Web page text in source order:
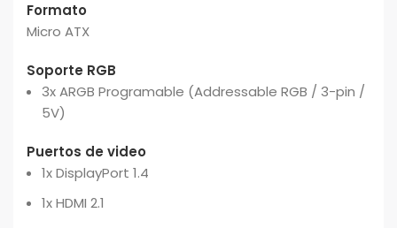
Formato
Micro ATX
Soporte RGB
3x ARGB Programable (Addressable RGB / 3-pin /
5V)
Puertos de video
1x DisplayPort 1.4
1x HDMI 2.1